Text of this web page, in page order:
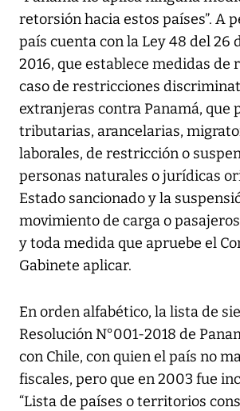
retorsión hacia estos países”. A
país cuenta con la Ley 48 del 26
2016, que establece medidas de
caso de restricciones
extranjeras contra Panamá, que
tributarias, arancelarias,
laborales, de restricción o
personas naturales o jurídicas
Estado sancionado y la
movimiento de carga o
y toda medida que apruebe el
Gabinete aplicar.
En orden alfabético, la lista de
Resolución N°001-2018 de
con Chile, con quien el país no
fiscales, pero que en 2003 fue
“Lista de países o territorios